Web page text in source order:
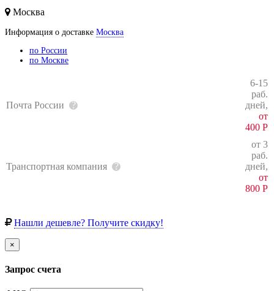
Москва
Информация о доставке Москва
по России
по Москве
Почта России
6-15
раб.
дней,
от
400 Р
Транспортная компания
от 3
раб.
дней,
от
800 Р
Нашли дешевле? Получите скидку!
×
Запрос счета